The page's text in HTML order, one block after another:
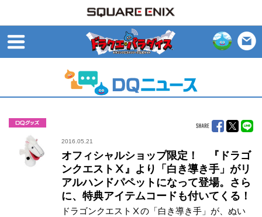
2016.05.21
オフィシャルショップ限定！ 『ドラゴ
ンクエストⅩ』より「白き導き手」がリ
アルハンドパペットになって登場。さら
に、特典アイテムコードも付いてくる！
ドラゴンクエストⅩの「白き導き手」が、ぬい